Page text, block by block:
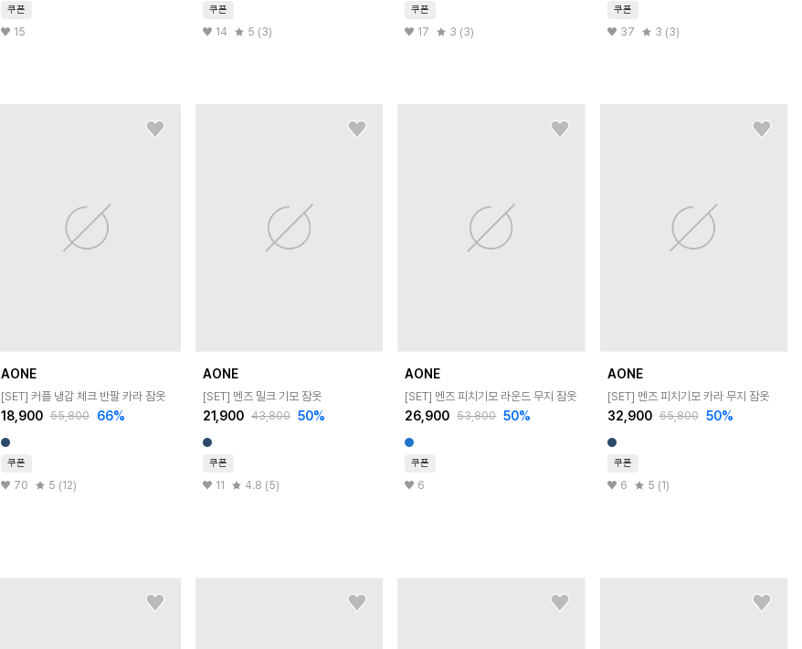
쿠폰
15
쿠폰
14 5 (3)
쿠폰
17 3 (3)
쿠폰
37 3 (3)
AONE
[SET] 커플 냉감 체크 반팔 카라 잠옷
18,900 55,800 66%
쿠폰
70 5 (12)
AONE
[SET] 멘즈 밀크 기모 잠옷
21,900 43,800 50%
쿠폰
11 4.8 (5)
AONE
[SET] 멘즈 피치기모 라운드 무지 잠옷
26,900 53,800 50%
쿠폰
6
AONE
[SET] 멘즈 피치기모 카라 무지 잠옷
32,900 65,800 50%
쿠폰
6 5 (1)